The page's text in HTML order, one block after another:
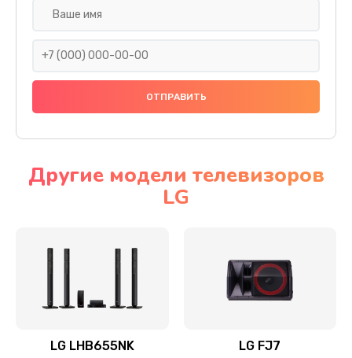
Ремонт платы электроники
Прошивка
Ремонт механики привода
Ремонт / замена кнопок, клавиш, индикаторов,
Другие модели телевизоров
LG
LG LHB655NK LG FJ7